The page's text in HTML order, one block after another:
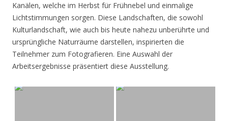
Kanälen, welche im Herbst für Frühnebel und einmalige
Lichtstimmungen sorgen. Diese Landschaften, die sowohl
Kulturlandschaft, wie auch bis heute nahezu unberührte und
ursprüngliche Naturräume darstellen, inspirierten die
Teilnehmer zum Fotografieren. Eine Auswahl der
Arbeitsergebnisse präsentiert diese Ausstellung.